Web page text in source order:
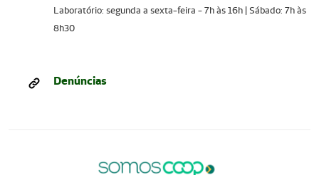
Laboratório: segunda a sexta-feira - 7h às 16h | Sábado: 7h às
8h30
Denúncias